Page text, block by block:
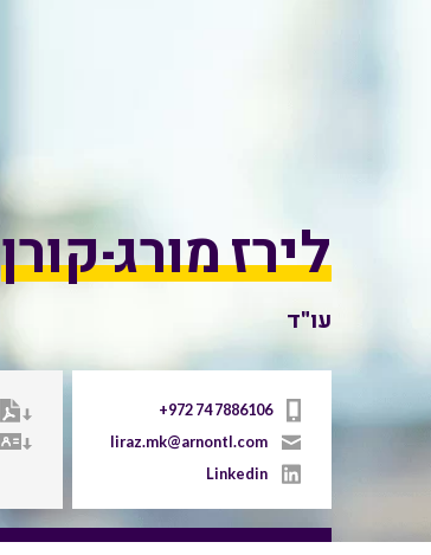
לירז מורג-קורן
עו"ד
+972 74 7886106
liraz.mk@arnontl.com
Linkedin